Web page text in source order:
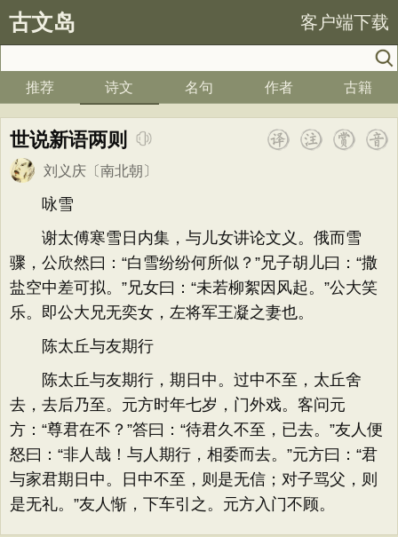
古文岛 客户端下载
推荐 诗文 名句 作者 古籍
世说新语两则
刘义庆 〔南北朝〕
咏雪
谢太傅寒雪日内集，与儿女讲论文义。俄而雪
骤，公欣然曰：“白雪纷纷何所似？”兄子胡儿曰：“撒
盐空中差可拟。”兄女曰：“未若柳絮因风起。”公大笑
乐。即公大兄无奕女，左将军王凝之妻也。
陈太丘与友期行
陈太丘与友期行，期日中。过中不至，太丘舍
去，去后乃至。元方时年七岁，门外戏。客问元
方：“尊君在不？”答曰：“待君久不至，已去。”友人便
怒曰：“非人哉！与人期行，相委而去。”元方曰：“君
与家君期日中。日中不至，则是无信；对子骂父，则
是无礼。”友人惭，下车引之。元方入门不顾。